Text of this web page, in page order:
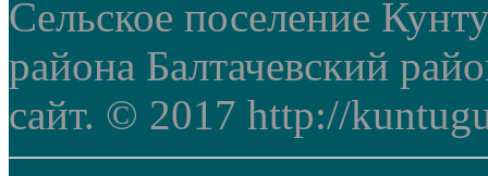
Сельское поселение
района Балтачевский
сайт. © 2017 http://